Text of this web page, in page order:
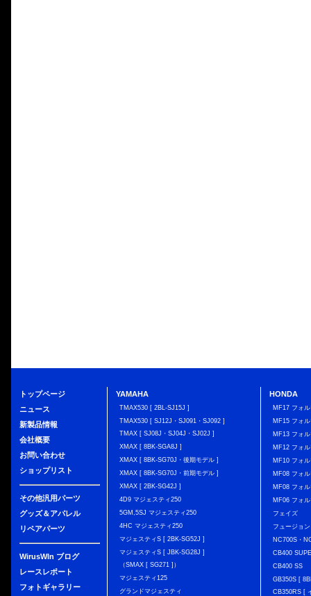
トップページ
ニュース
新製品情報
会社概要
お問い合わせ
ショップリスト
その他汎用パーツ
グッズ＆アパレル
リペアパーツ
WirusWIn ブログ
レースレポート
フォトギャラリー
YAMAHA
TMAX530 [ 2BL-SJ15J ]
TMAX530 [ SJ12J・SJ091・SJ092 ]
TMAX [ SJ08J・SJ04J・SJ02J ]
XMAX [ 8BK-SGA8J ]
XMAX [ 8BK-SG70J・後期モデル ]
XMAX [ 8BK-SG70J・前期モデル ]
XMAX [ 2BK-SG42J ]
4D9 マジェスティ250
5GM,5SJ マジェスティ250
4HC マジェスティ250
マジェスティS [ 2BK-SG52J ]
マジェスティS [ JBK-SG28J ]
（SMAX [ SG271 ]）
マジェスティ125
グランドマジェスティ
HONDA
MF17 フォ
MF15 フォ
MF13 フォ
MF12 フォ
MF10 フォ
MF08 フォ
MF08 フォ
MF06 フォ
フェイズ
フュージョン
NC700S・
CB400
CB400 SS
GB350S [
CB350RS [